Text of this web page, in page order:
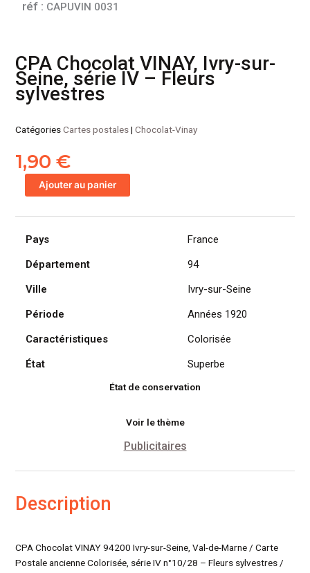
réf : CAPUVIN 0031
CPA Chocolat VINAY, Ivry-sur-
Seine, série IV – Fleurs
sylvestres
CatégoriesCartes postales|Chocolat-Vinay
1,90€
quantité
de
VINAY,
Seine,
sylvestres
Ajouter au panier
Pays
France
Département
94
Ville
Ivry-sur-Seine
Période
Années 1920
Caractéristiques
Colorisée
État
Superbe
État de conservation
Voir le thème
Publicitaires
Description
CPA Chocolat VINAY 94200 Ivry-sur-Seine, Val-de-Marne / Carte
Postale ancienne Colorisée, série IV n°10/28 – Fleurs sylvestres /